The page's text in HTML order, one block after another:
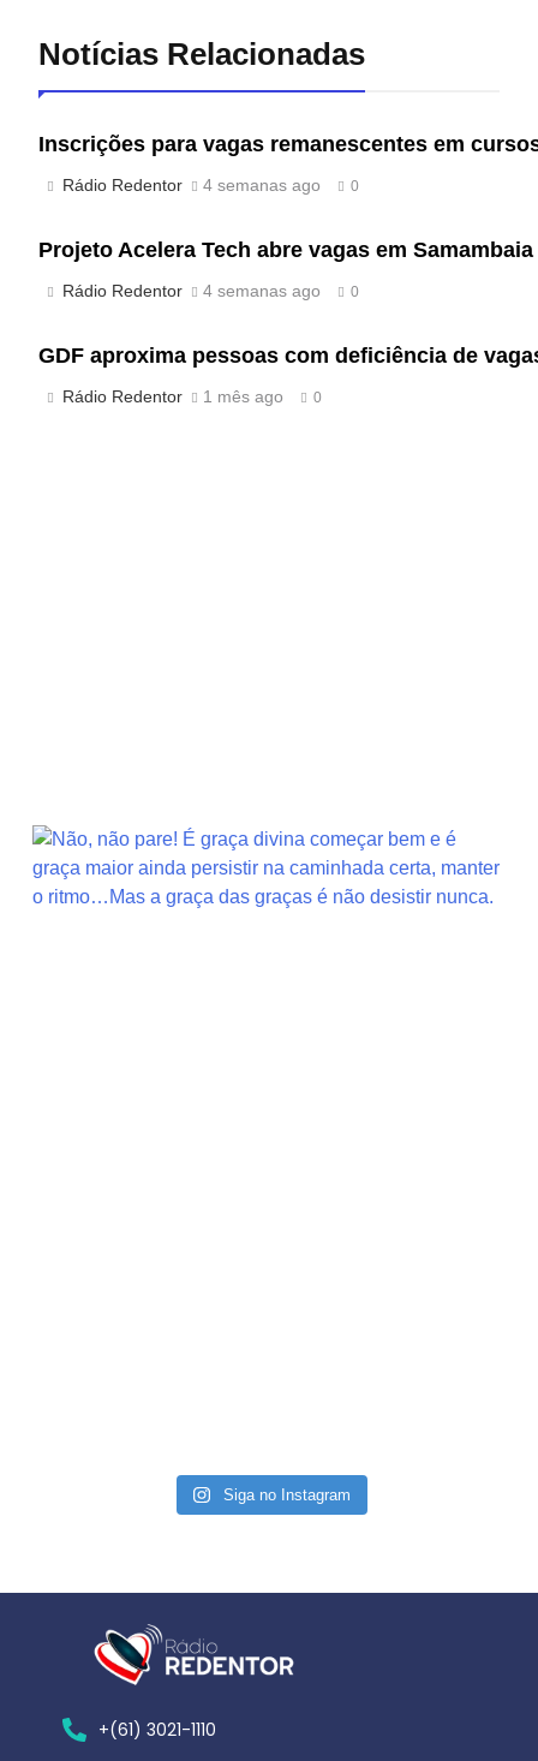
Notícias Relacionadas
Inscrições para vagas remanescentes em
Rádio Redentor 4 semanas ago 0
Projeto Acelera Tech abre vagas em
Rádio Redentor 4 semanas ago 0
GDF aproxima pessoas com deficiência de
Rádio Redentor 1 mês ago 0
Siga no Instagram
+(61) 3021-1110